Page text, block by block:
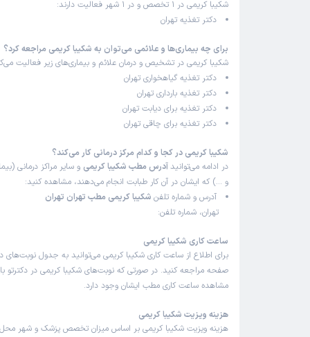
شکیبا کریمی در 1 تخصص و در 1 شهر فعالیت دارند:
دکتر تغذیه تهران
برای چه بیماری‌ها و علائمی می‌توان به شکیبا کریمی مراجعه کرد؟
شکیبا کریمی در تشخیص و درمان علائم و بیماری‌های زیر فعالیت
دکتر تغذیه گیاهخواری تهران
دکتر تغذیه بارداری تهران
دکتر تغذیه برای دیابت تهران
دکتر تغذیه برای چاقی تهران
شکیبا کریمی در کجا و کدام مرکز درمانی کار می‌کند؟
در ادامه می‌توانید آدرس مطب شکیبا کریمی و سایر مراکز درمانی
و …) که ایشان در آن کار طبابت انجام می‌دهند، مشاهده کنید:
آدرس و شماره تلفن شکیبا کریمی مطب تهران تهران
تهران، شماره تلفن:
ساعت کاری شکیبا کریمی
برای اطلاع از ساعت کاری شکیبا کریمی می‌توانید به جدول نوبت‌های
صفحه مراجعه کنید. در صورتی که نوبت‌های شکیبا کریمی در دکترتو
مشاهده ساعت کاری مطب ایشان وجود دارد.
هزینه ویزیت شکیبا کریمی
هزینه ویزیت شکیبا کریمی بر اساس میزان تخصص پزشک و شهر